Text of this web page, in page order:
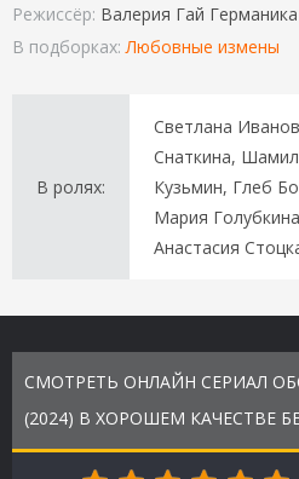
Режиссёр: Валерия Гай Германика
В подборках: Любовные измены
В ролях:
Светлана
Снаткина,
Кузьмин, Глеб
Мария
Анастасия
СМОТРЕТЬ ОНЛАЙН СЕРИАЛ
(2024) В ХОРОШЕМ КАЧЕСТВЕ